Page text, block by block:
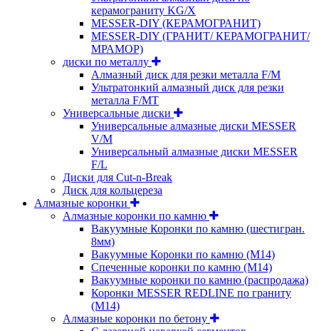
керамограниту KG/X
MESSER-DIY (КЕРАМОГРАНИТ)
MESSER-DIY (ГРАНИТ/ КЕРАМОГРАНИТ/
МРАМОР)
диски по металлу
Алмазный диск для резки металла F/M
Ультратонкий алмазный диск для резки
металла F/MT
Универсальные диски
Универсальные алмазные диски MESSER
V/M
Универсальный алмазные диски MESSER
F/L
Диски для Cut-n-Break
Диск для кольцереза
Алмазные коронки
Алмазные коронки по камню
Вакуумные Коронки по камню (шестигран.
8мм)
Вакуумные Коронки по камню (M14)
Спеченные коронки по камню (M14)
Вакуумные коронки по камню (распродажа)
Коронки MESSER REDLINE по граниту
(М14)
Алмазные коронки по бетону